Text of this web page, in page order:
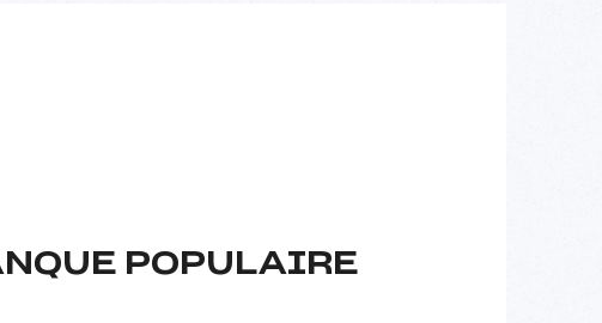
POPULAIRE